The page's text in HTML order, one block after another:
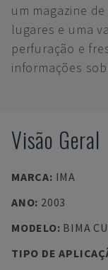
um magazine
lugares e uma
perfuração e
informações
Visão Geral
MARCA: IMA
ANO: 2003
MODELO: BIMA
TIPO DE